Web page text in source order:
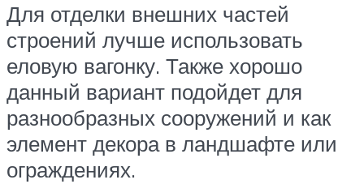
Для отделки внешних частей
строений лучше использовать
еловую вагонку. Также хорошо
данный вариант подойдет для
разнообразных сооружений и как
элемент декора в ландшафте или
ограждениях.